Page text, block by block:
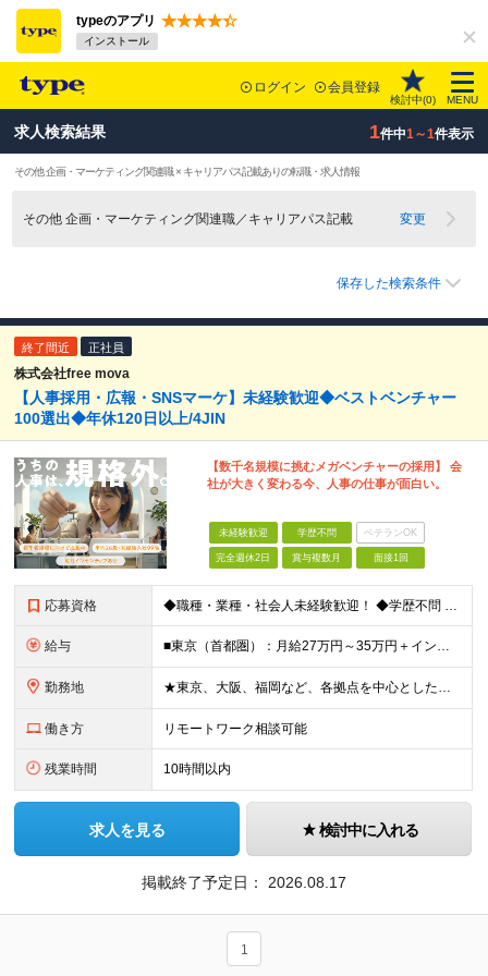
typeのアプリ
インストール
ログイン 会員登録
検討中(0) MENU
求人検索結果 1件中1～1件表示
その他 企画・マーケティング関連職 × キャリアパス記載ありの転職・求人情報
その他 企画・マーケティング関連職／キャリアパス記載 変更
保存した検索条件
終了間近 正社員
株式会社free mova
【人事採用・広報・SNSマーケ】未経験歓迎◆ベストベンチャー
100選出◆年休120日以上/4JIN
【数千名規模に挑むメガベンチャーの採用】 会
社が大きく変わる今、人事の仕事が面白い。
未経験歓迎 学歴不問 ベテランOK
完全週休2日 賞与複数月 面接1回
応募資格 ◆職種・業種・社会人未経験歓迎！ ◆学歴不問 ◆34歳以下の方 ※若年層の長期キャリア形成のため ◎メンバーの99％が未経験入社 ◎人柄・ポテンシャル重視採用 ◎早期から活躍したい方大歓迎 経験や
給与 ■東京（首都圏）：月給27万円～35万円＋インセンティブ ■大阪：月給25万円～35万円＋インセンティブ ■その他地方：月給23万円～35万円＋インセンティブ ※上記の額には下記の固定残業代を含みま
勤務地 ★東京、大阪、福岡など、各拠点を中心とした全国採用 ★仙台、名古屋で積極採用中 ★希望に沿わない転勤なし ★U・Iターン歓迎 ■東京本社 東京都渋谷区道玄坂2-25-12 道玄坂通3階3-1a ■
働き方 リモートワーク相談可能
残業時間 10時間以内
求人を見る 検討中に入れる
掲載終了予定日： 2026.08.17
1